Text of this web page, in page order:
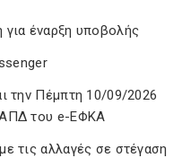
έναρξη υποβολής
την Πέμπτη 10/09/2026
ΑΠΔ του e-ΕΦΚΑ
τις αλλαγές σε στέγαση